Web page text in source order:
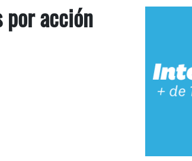
Email Marketing
por acción